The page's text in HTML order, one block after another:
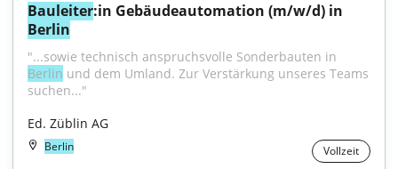
Bauleiter
Berlin
Berlin und dem Umland. Zur Verstärkung unseres Teams
suchen..."
Ed. Züblin AG
Berlin Vollzeit